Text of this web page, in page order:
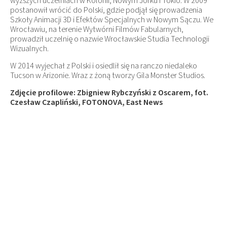
postanowił wrócić do Polski, gdzie podjął się prowadzenia
Szkoły Animacji 3D i Efektów Specjalnych w Nowym Sączu. We
Wrocławiu, na terenie Wytwórni Filmów Fabularnych,
prowadził uczelnię o nazwie Wrocławskie Studia Technologii
Wizualnych.
W 2014 wyjechał z Polski i osiedlił się na ranczo niedaleko
Tucson w Arizonie. Wraz z żoną tworzy Gila Monster Studios.
Zdjęcie profilowe: Zbigniew Rybczyński z Oscarem, fot.
Czesław Czapliński, FOTONOVA, East News